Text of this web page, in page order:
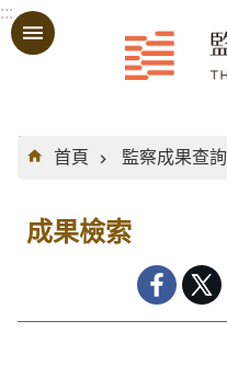
跳到主要內容區塊
:::
:::
首頁
監察成果查詢
成果檢索